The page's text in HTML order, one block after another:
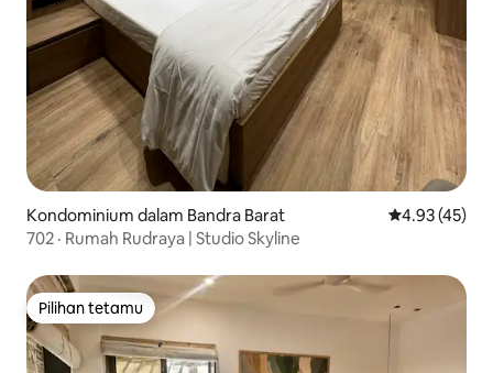
Kondominium dalam Bandra Barat Penarafan
4.93 (45)
702 · Rumah Rudraya | Studio Skyline
Pilihan tetamu
Pilihan tetamu